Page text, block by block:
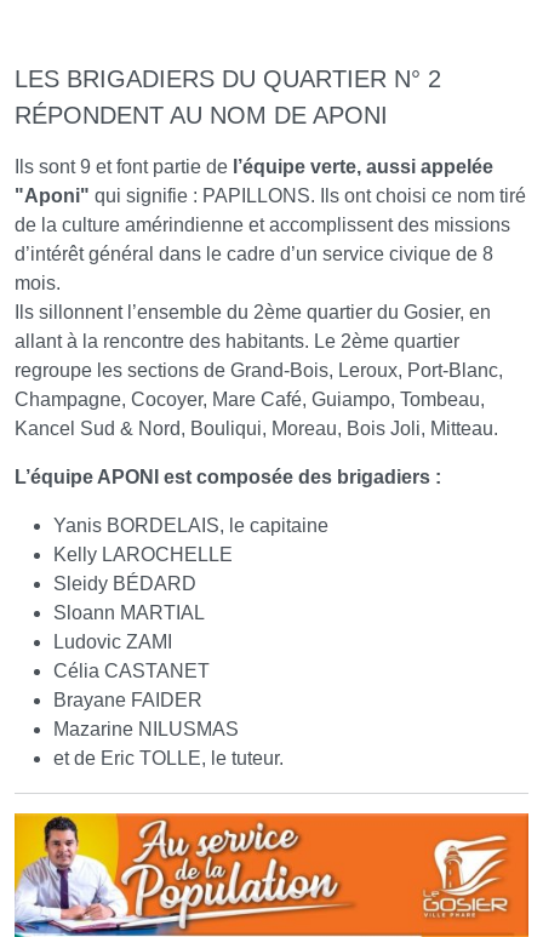
LES BRIGADIERS DU QUARTIER N° 2
RÉPONDENT AU NOM DE APONI
Ils sont 9 et font partie de l’équipe verte, aussi appelée
"Aponi" qui signifie : PAPILLONS. Ils ont choisi ce nom tiré
de la culture amérindienne et accomplissent des missions
d’intérêt général dans le cadre d’un service civique de 8
mois.
Ils sillonnent l’ensemble du 2ème quartier du Gosier, en
allant à la rencontre des habitants. Le 2ème quartier
regroupe les sections de Grand-Bois, Leroux, Port-Blanc,
Champagne, Cocoyer, Mare Café, Guiampo, Tombeau,
Kancel Sud & Nord, Bouliqui, Moreau, Bois Joli, Mitteau.
L’équipe APONI est composée des brigadiers :
Yanis BORDELAIS, le capitaine
Kelly LAROCHELLE
Sleidy BÉDARD
Sloann MARTIAL
Ludovic ZAMI
Célia CASTANET
Brayane FAIDER
Mazarine NILUSMAS
et de Eric TOLLE, le tuteur.